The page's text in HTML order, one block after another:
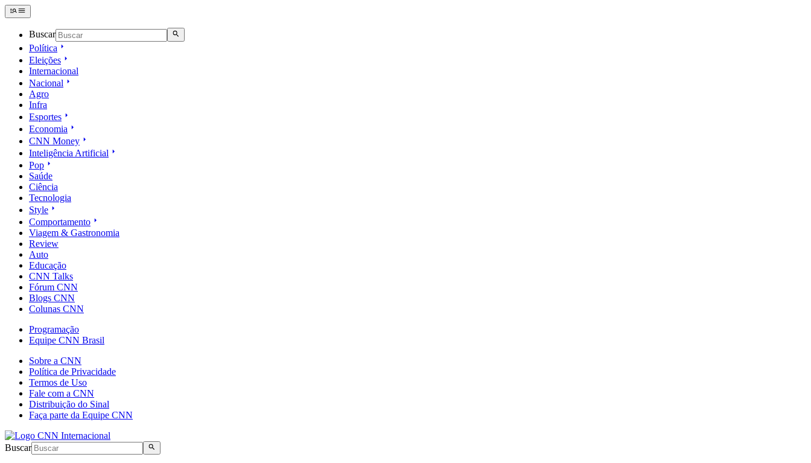
Buscar
Política
Eleições
Internacional
Nacional
Agro
Infra
Esportes
Economia
CNN Money
Inteligência Artificial
Pop
Saúde
Ciência
Tecnologia
Style
Comportamento
Viagem & Gastronomia
Review
Auto
Educação
CNN Talks
Fórum CNN
Blogs CNN
Colunas CNN
Programação
Equipe CNN Brasil
Sobre a CNN
Política de Privacidade
Termos de Uso
Fale com a CNN
Distribuição do Sinal
Faça parte da Equipe CNN
Buscar